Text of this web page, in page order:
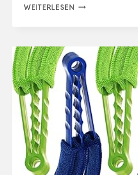
WEITERLESEN ELEKTRISCHE
FÜR
PC
REINIGUNGSSET,
200000
U/MIN
COMPRESSED
AIR,
3-
GA…